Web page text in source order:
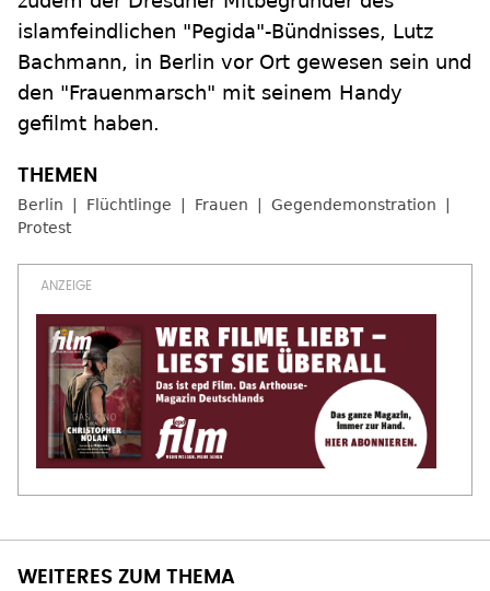
islamfeindlichen "Pegida"-Bündnisses, Lutz
Bachmann, in Berlin vor Ort gewesen sein und
den "Frauenmarsch" mit seinem Handy
gefilmt haben.
Berlin Flüchtlinge Frauen
Gegendemonstration
Protest
WEITERES ZUM THEMA